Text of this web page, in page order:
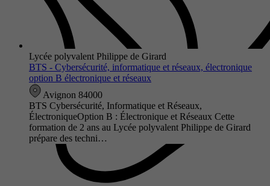
Lycée polyvalent Philippe de Girard
BTS - Cybersécurité, informatique et réseaux, électronique
option B électronique et réseaux
Avignon 84000
BTS Cybersécurité, Informatique et Réseaux,
ÉlectroniqueOption B : Électronique et Réseaux Cette
formation de 2 ans au Lycée polyvalent Philippe de Girard
prépare des techni…